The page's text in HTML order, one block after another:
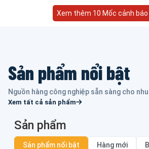
Xem thêm 10 Mốc cảnh báo
Sản phẩm nổi bật
Nguồn hàng công nghiệp sẵn sàng cho
Xem tất cả sản phẩm
Sản phẩm
Sản phẩm nổi bật Hàng mới